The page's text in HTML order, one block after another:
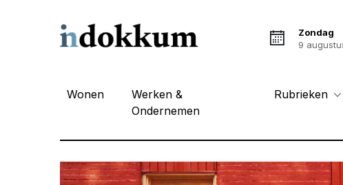
Zondag
9
Wonen
Werken &
Ondernemen
Rubrieken